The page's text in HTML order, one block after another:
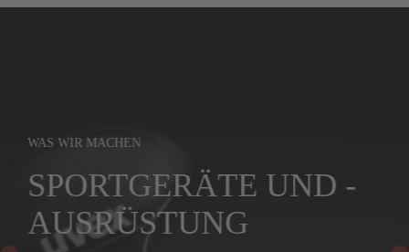
WAS WIR MACHEN
SPORTGERÄTE UND -
AUSRÜSTUNG